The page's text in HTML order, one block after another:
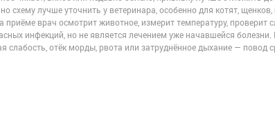
схему лучше уточнить у ветеринара, особенно для котят,
врач осмотрит животное, измерит температуру, проверит
инфекций, но не является лечением уже начавшейся
слабость, отёк морды, рвота или затруднённое дыхание — повод